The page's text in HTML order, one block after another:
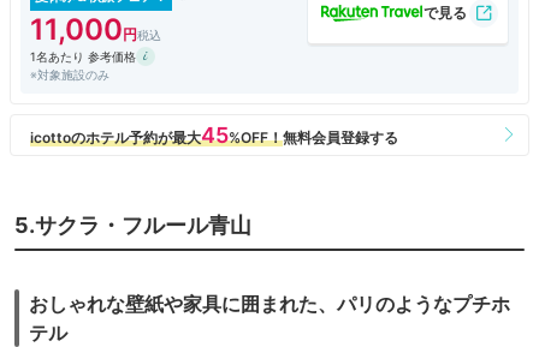
11,000
1名あたり 参考価格
※対象施設のみ
5.サクラ・フルール青山
おしゃれな壁紙や家具に囲まれた、パリのようなプチホ
テル